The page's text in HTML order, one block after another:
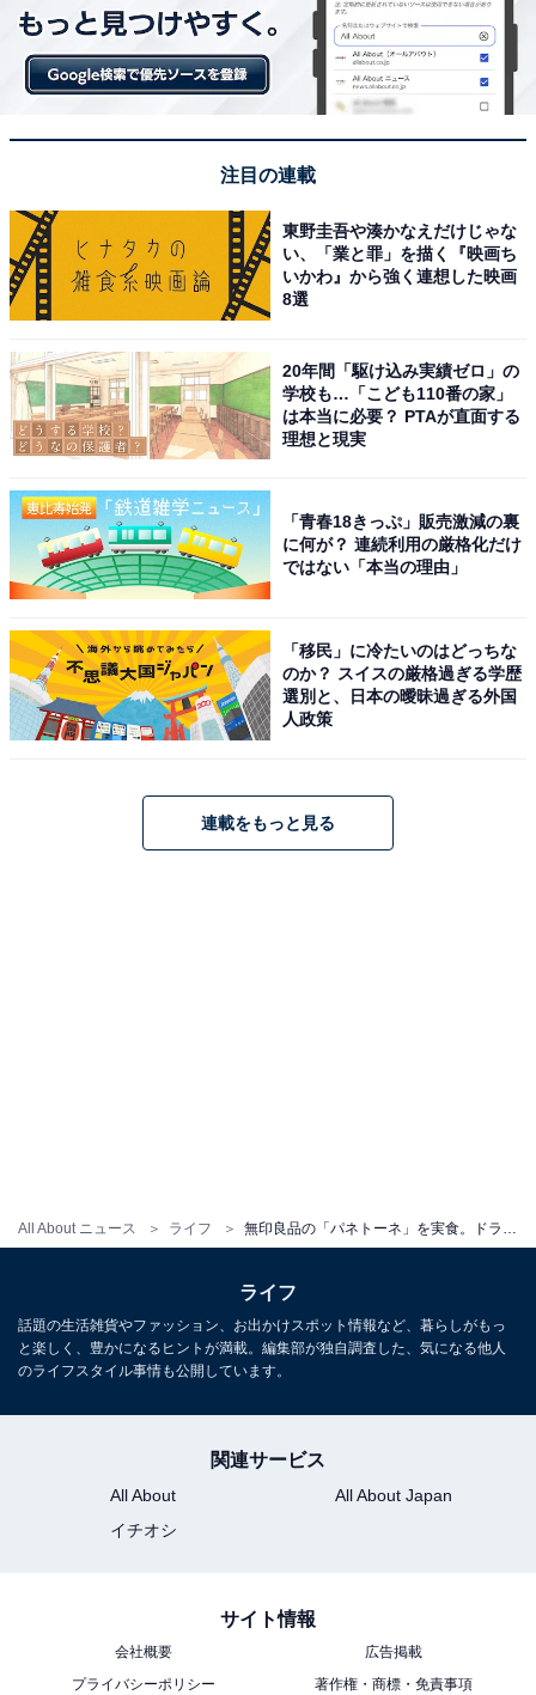
All About ニュース ライフ
高さは20cm弱
無印良品の「パネトーネ」にもカウントダウンの意味合
いが込められているのでしょう。サイズが大きいので、
毎日少しずつカットして食べられそうです。高さが20cm
弱ありました。
直径は10cmほどある
直径は約10cmほど。
外側の紙にはちょっと苦戦
注目の連載
東野圭吾や湊かなえだけじゃな
い、「業と罪」を描く『映画ち
いかわ』から強く連想した映画
8選
20年間「駆け込み実績ゼロ」の
学校も…「こども110番の家」
は本当に必要？ PTAが直面する
理想と現実
「青春18きっぷ」販売激減の裏
に何が？ 連続利用の厳格化だけ
ではない「本当の理由」
「移民」に冷たいのはどっちな
のか？ スイスの厳格過ぎる学歴
選別と、日本の曖昧過ぎる外国
人政策
連載をもっと見る
ライフ
話題の生活雑貨やファッション、お出かけスポット情報など、暮らしがもっ
と楽しく、豊かになるヒントが満載。編集部が独自調査した、気になる他人
のライフスタイル事情も公開しています。
関連サービス
All About
All About Japan
イチオシ
サイト情報
会社概要
広告掲載
プライバシーポリシー
著作権・商標・免責事項